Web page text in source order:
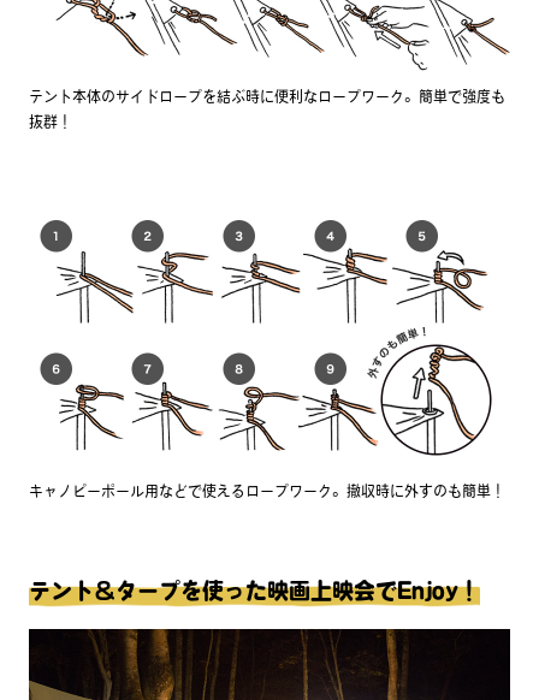
テント本体のサイドロープを結ぶ時に便利なロープワーク。簡単で強度も
抜群！
キャノピーポール用などで使えるロープワーク。撤収時に外すのも簡単！
テント＆タープを使った映画上映会でEnjoy！